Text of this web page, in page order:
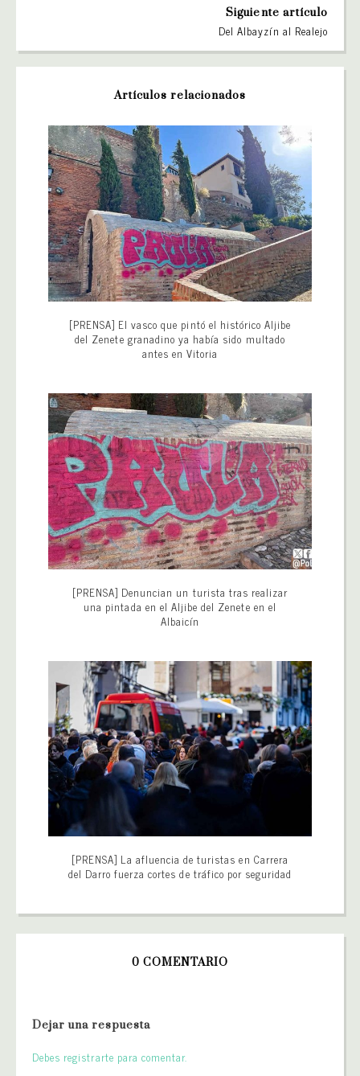
Siguiente artículo
Del Albayzín al Realejo
Artículos relacionados
[PRENSA] El vasco que pintó el histórico Aljibe
del Zenete granadino ya había sido multado
antes en Vitoria
[PRENSA] Denuncian un turista tras realizar
una pintada en el Aljibe del Zenete en el
Albaicín
[PRENSA] La afluencia de turistas en Carrera
del Darro fuerza cortes de tráfico por seguridad
0 COMENTARIO
Dejar una respuesta
Debes registrarte para comentar.